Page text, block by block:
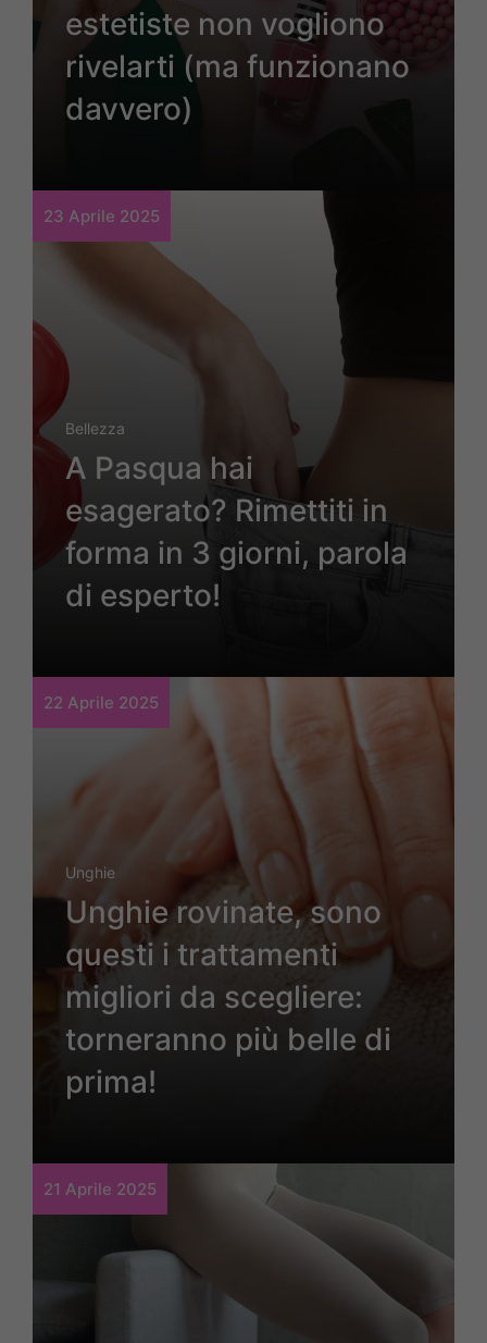
estetiste non vogliono
rivelarti (ma funzionano
davvero)
23 Aprile 2025
Bellezza
A Pasqua hai
esagerato? Rimettiti in
forma in 3 giorni, parola
di esperto!
22 Aprile 2025
Unghie
Unghie rovinate, sono
questi i trattamenti
migliori da scegliere:
torneranno più belle di
prima!
21 Aprile 2025